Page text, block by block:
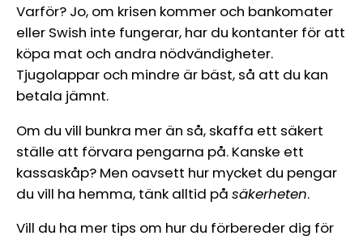
Varför? Jo, om krisen kommer och bankomater
eller Swish inte fungerar, har du kontanter för att
köpa mat och andra nödvändigheter.
Tjugolappar och mindre är bäst, så att du kan
betala jämnt.
Om du vill bunkra mer än så, skaffa ett säkert
ställe att förvara pengarna på. Kanske ett
kassaskåp? Men oavsett hur mycket du pengar
du vill ha hemma, tänk alltid på säkerheten.
Vill du ha mer tips om hur du förbereder dig för